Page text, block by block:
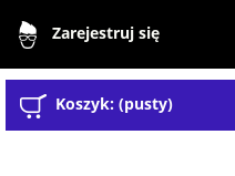
Zarejestruj się
Koszyk: (pusty)